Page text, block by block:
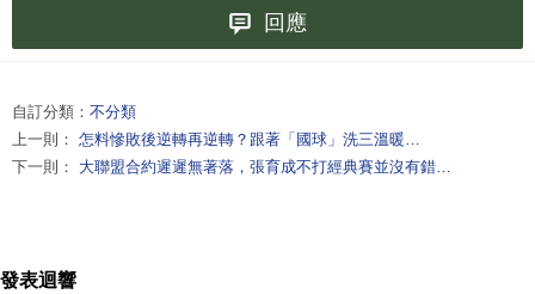
回應
自訂分類： 不分類
上一則： 怎料慘敗後逆轉再逆轉？跟著「國球」洗三溫暖…
下一則： 大聯盟合約遲遲無著落，張育成不打經典賽並沒有錯…
發表迴響